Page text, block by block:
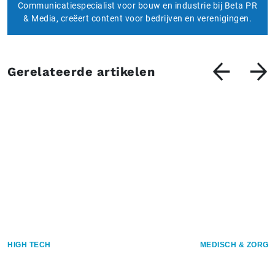
Communicatiespecialist voor bouw en industrie bij Beta PR
& Media, creëert content voor bedrijven en verenigingen.
Gerelateerde artikelen
HIGH TECH MEDISCH & ZORG